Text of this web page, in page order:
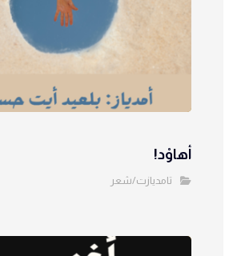
أهاوْد!
تامديازت/شعر